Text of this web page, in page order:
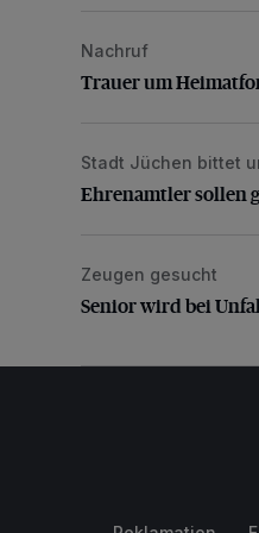
Trauer um
Nachruf
Trauer um
Ehrenamtler sollen
Stadt Jüchen bittet
Ehrenamtler sollen
Senior wird bei
Zeugen gesucht
Senior wird bei